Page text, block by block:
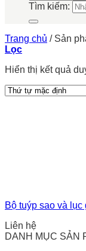
Tìm kiếm:
Trang chủ /Sản
Lọc
Hiển thị kết quả
Bộ tuýp sao và
Liên hệ
DANH MỤC SẢN